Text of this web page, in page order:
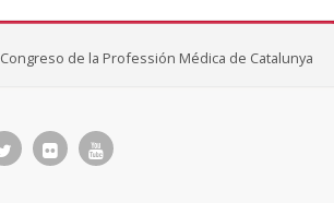
Congreso de la Professión Médica de Catalunya